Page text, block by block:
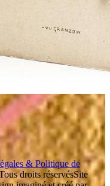
& Politique de
droits réservésSite